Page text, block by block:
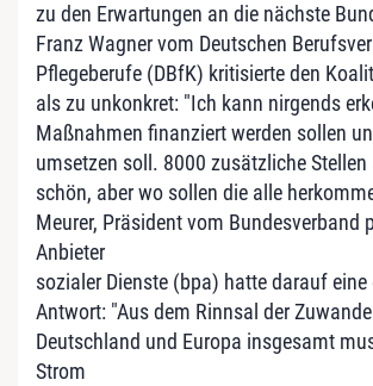
zu den Erwartungen an die nächste
Franz Wagner vom Deutschen
Pflegeberufe (DBfK) kritisierte den
als zu unkonkret: "Ich kann nirgends
Maßnahmen finanziert werden sollen
umsetzen soll. 8000 zusätzliche
schön, aber wo sollen die alle
Meurer, Präsident vom Bundesverband
Anbieter
sozialer Dienste (bpa) hatte darauf eine
Antwort: "Aus dem Rinnsal der
Deutschland und Europa insgesamt
Strom